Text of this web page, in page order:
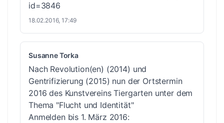
id=3846
18.02.2016, 17:49
Susanne Torka
Nach Revolution(en) (2014) und
Gentrifizierung (2015) nun der Ortstermin
2016 des Kunstvereins Tiergarten unter dem
Thema "Flucht und Identität"
Anmelden bis 1. März 2016: